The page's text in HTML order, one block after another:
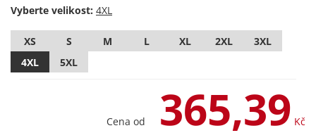
Vyberte velikost:
XS S M L XL 2XL
3XL
4XL
5XL
Cena od 365,39 Kč